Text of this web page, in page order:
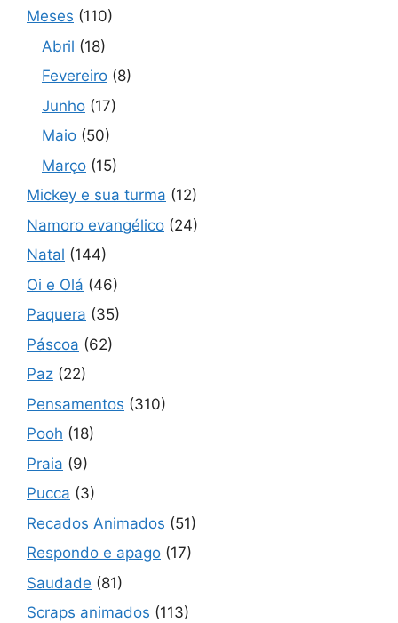
Meses (110)
Abril (18)
Fevereiro (8)
Junho (17)
Maio (50)
Março (15)
Mickey e sua turma (12)
Namoro evangélico (24)
Natal (144)
Oi e Olá (46)
Paquera (35)
Páscoa (62)
Paz (22)
Pensamentos (310)
Pooh (18)
Praia (9)
Pucca (3)
Recados Animados (51)
Respondo e apago (17)
Saudade (81)
Scraps animados (113)